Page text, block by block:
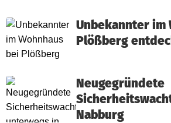
Unbekannter im
Plößberg
Neugegründete
Nabburg